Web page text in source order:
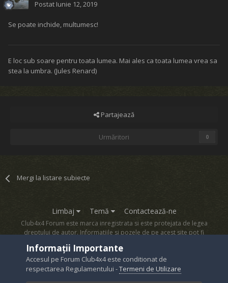
Postat Iunie 12, 2019
Se poate inchide, multumesc!
E loc sub soare pentru toata lumea. Mai ales ca toata lumea vrea sa
stea la umbra. (Jules Renard)
Partajează
Urmăritori 0
Mergi la listare subiecte
Limbaj Temă Contactează-ne
Club4x4 Forum este marca inregistrata si este protejata de legea
dreptului de autor. Informatiile si pozele de pe acest site pot fi
Powered by Invision Community
Informații Importante
Accesul pe Forum Club4x4 este conditionat de
respectarea Regulamentului -Termeni de Utilizare